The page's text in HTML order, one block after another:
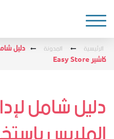
الرئيسية المدونة
دليل
كاشير Easy Store
دليل شامل